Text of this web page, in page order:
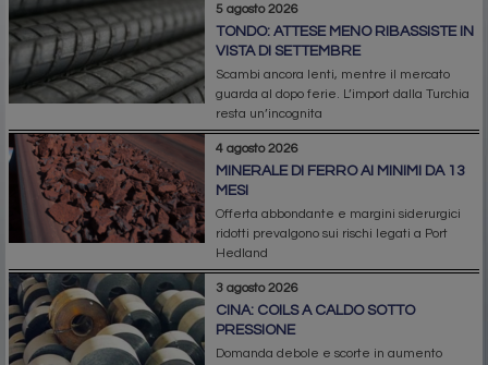
5 agosto 2026
TONDO: ATTESE MENO RIBASSISTE IN
VISTA DI SETTEMBRE
Scambi ancora lenti, mentre il mercato
guarda al dopo ferie. L’import dalla Turchia
resta un’incognita
4 agosto 2026
MINERALE DI FERRO AI MINIMI DA 13
MESI
Offerta abbondante e margini siderurgici
ridotti prevalgono sui rischi legati a Port
Hedland
3 agosto 2026
CINA: COILS A CALDO SOTTO
PRESSIONE
Domanda debole e scorte in aumento